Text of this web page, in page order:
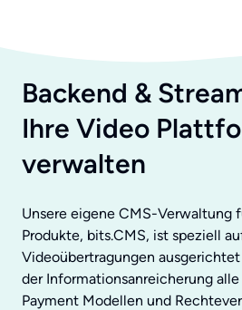
Backend &
Ihre Video
verwalten
Unsere eigene CMS-Verwaltung
Produkte, bits.CMS, ist speziell
Videoübertragungen
der Informationsanreicherung
Payment Modellen und